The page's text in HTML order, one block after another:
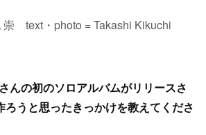
崇 text・photo = Takashi Kikuchi
んの初のソロアルバムがリリースさ
ろうと思ったきっかけを教えてくださ